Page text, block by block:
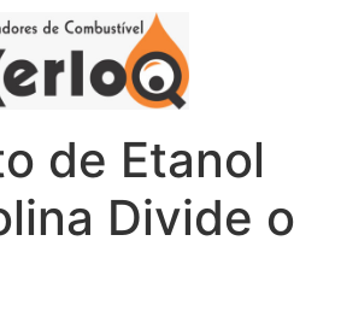
de Etanol
Divide o